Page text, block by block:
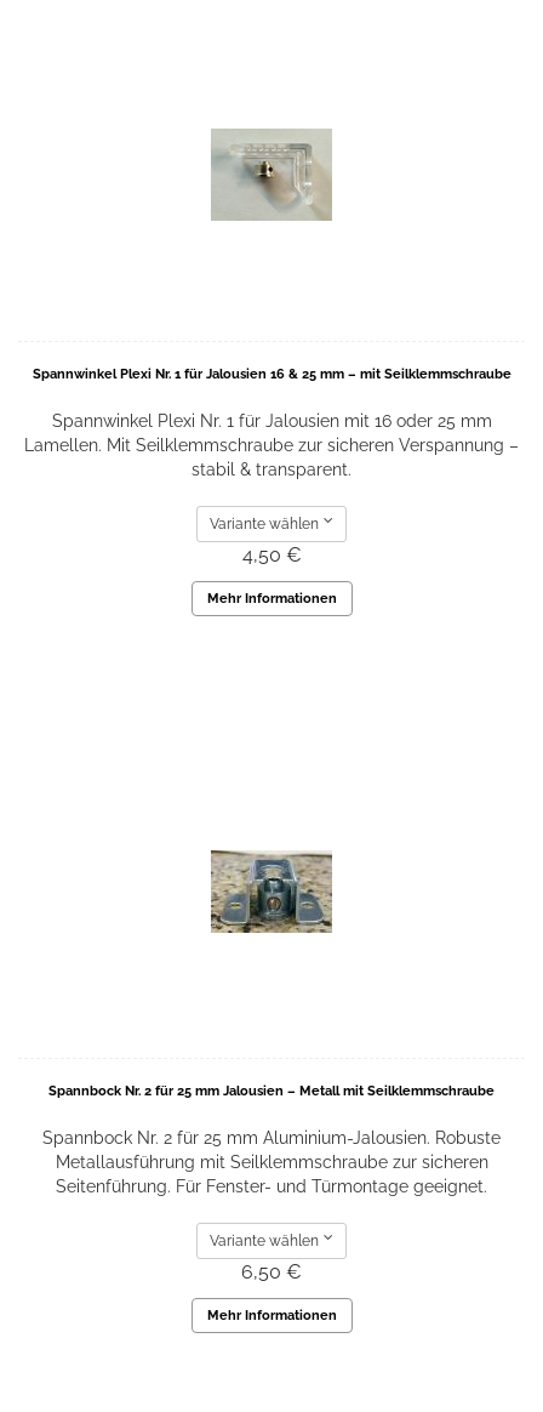
Spannwinkel Plexi Nr. 1 für Jalousien 16 & 25 mm – mit Seilklemmschraube
Spannwinkel Plexi Nr. 1 für Jalousien mit 16 oder 25 mm
Lamellen. Mit Seilklemmschraube zur sicheren Verspannung –
stabil & transparent.
Variante wählen
4,50 €
Mehr Informationen
Spannbock Nr. 2 für 25 mm Jalousien – Metall mit Seilklemmschraube
Spannbock Nr. 2 für 25 mm Aluminium-Jalousien. Robuste
Metallausführung mit Seilklemmschraube zur sicheren
Seitenführung. Für Fenster- und Türmontage geeignet.
Variante wählen
6,50 €
Mehr Informationen